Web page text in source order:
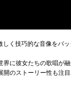
く技巧的な音像をバ
に彼女たちの歌唱が
のストーリー性も注目